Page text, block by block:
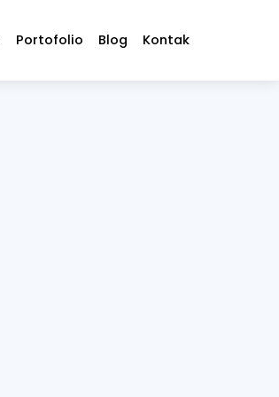
Portofolio Blog Kontak